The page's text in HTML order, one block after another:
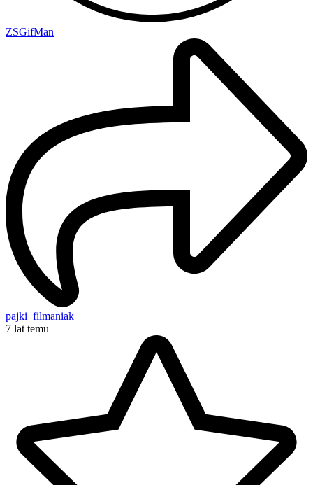
ZSGifMan
pajki_filmaniak
7 lat temu